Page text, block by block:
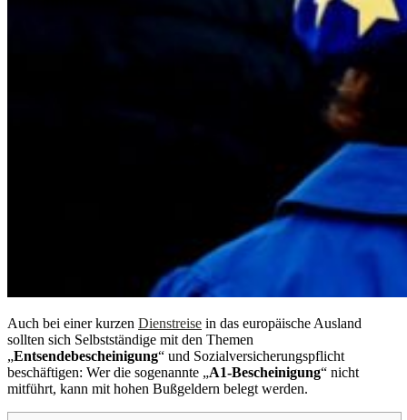
Auch bei einer kurzen Dienstreise in das europäische Ausland
sollten sich Selbstständige mit den Themen
„Entsendebescheinigung“ und Sozialversicherungspflicht
beschäftigen: Wer die sogenannte „A1-Bescheinigung“ nicht
mitführt, kann mit hohen Bußgeldern belegt werden.